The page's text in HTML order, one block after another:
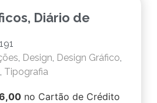
Diário de
Design Design Gráfico
Tipografia
no Cartão de Crédito